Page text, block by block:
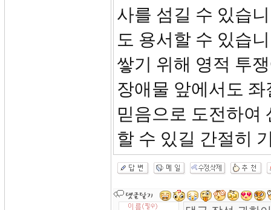
사를 섬길 수 있습
도 용서할 수 있습
쌓기 위해 영적 투
장애물 앞에서도
믿음으로 도전하여
할 수 있길 간절히